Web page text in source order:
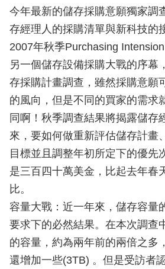
今年最新的儲存採購意願獨家調
存經理人的採購清單與新科技的
2007年秋季Purchasing
另一個儲存設備採購大戰的序幕
存採購計畫調查，雖然採購意願
的風向，但是不同的買家的需求
同啊！秋季調查結果將揭露儲存
來，要如何做重新評估儲存計畫
目標並且調整年初所定下的優先
是三百四十萬美金，比起去年春
比。
容量大戰：近一年來，儲存容量
要求下的必然結果。在本次調查
的容量，約為兩年前的兩倍之多
還增加一些(3TB) 。但是受訪者